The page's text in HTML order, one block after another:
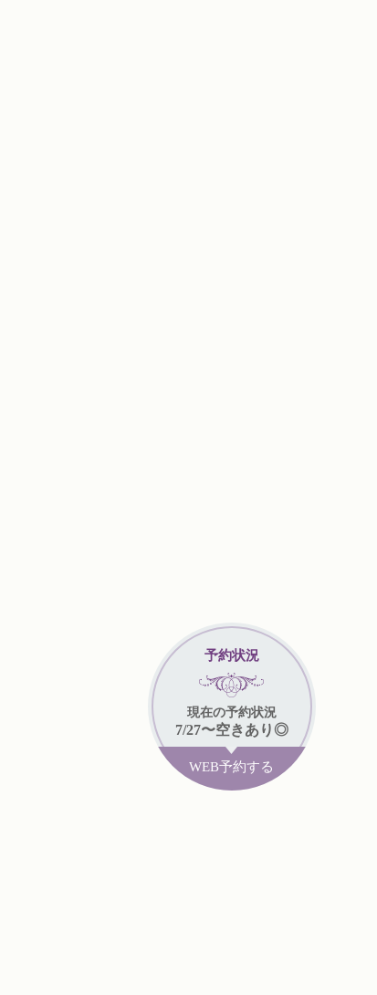
予約状況
現在の予約状況
7/27〜空きあり◎
WEB予約する